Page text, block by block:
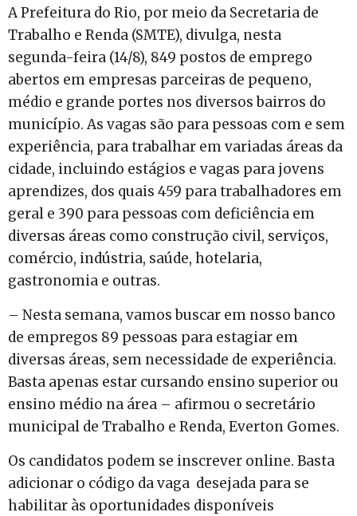
A Prefeitura do Rio, por meio da Secretaria de
Trabalho e Renda (SMTE), divulga, nesta
segunda-feira (14/8), 849 postos de emprego
abertos em empresas parceiras de pequeno,
médio e grande portes nos diversos bairros do
município. As vagas são para pessoas com e sem
experiência, para trabalhar em variadas áreas da
cidade, incluindo estágios e vagas para jovens
aprendizes, dos quais 459 para trabalhadores em
geral e 390 para pessoas com deficiência em
diversas áreas como construção civil, serviços,
comércio, indústria, saúde, hotelaria,
gastronomia e outras.
– Nesta semana, vamos buscar em nosso banco
de empregos 89 pessoas para estagiar em
diversas áreas, sem necessidade de experiência.
Basta apenas estar cursando ensino superior ou
ensino médio na área – afirmou o secretário
municipal de Trabalho e Renda, Everton Gomes.
Os candidatos podem se inscrever online. Basta
adicionar o código da vaga desejada para se
habilitar às oportunidades disponíveis